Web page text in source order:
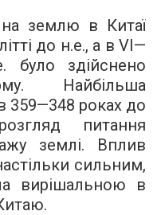
на землю в Китаї
до н.е., а в VI—
було здійснено
Найбільша
359—348 роках до
питання
землі. Вплив
сильним,
вирішальною в